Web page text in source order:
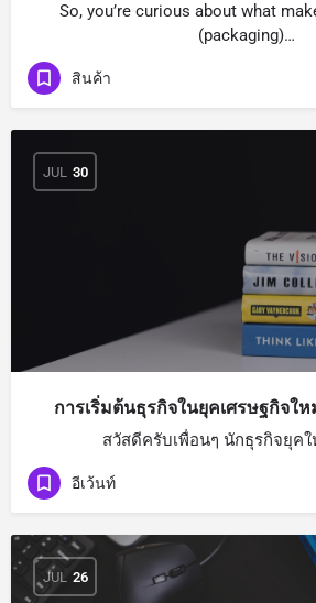
So, you’re curious about what
(packaging)…
สินค้า
JUL 30
การเริ่มต้นธุรกิจในยุคเศรษฐกิจใ
สวัสดีครับเพื่อนๆ นักธุรกิจยุค
อีเว้นท์
JUL 26